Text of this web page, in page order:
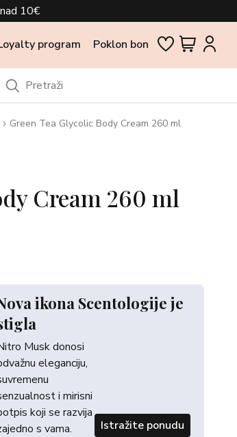
10€
program Poklon bon
OUTLET
Green Tea Glycolic Body Cream 260 ml
Cream 260 ml
ikona Scentologije je
Musk donosi
eleganciju,
i mirisni
koji se razvija
s vama.
Istražite ponudu